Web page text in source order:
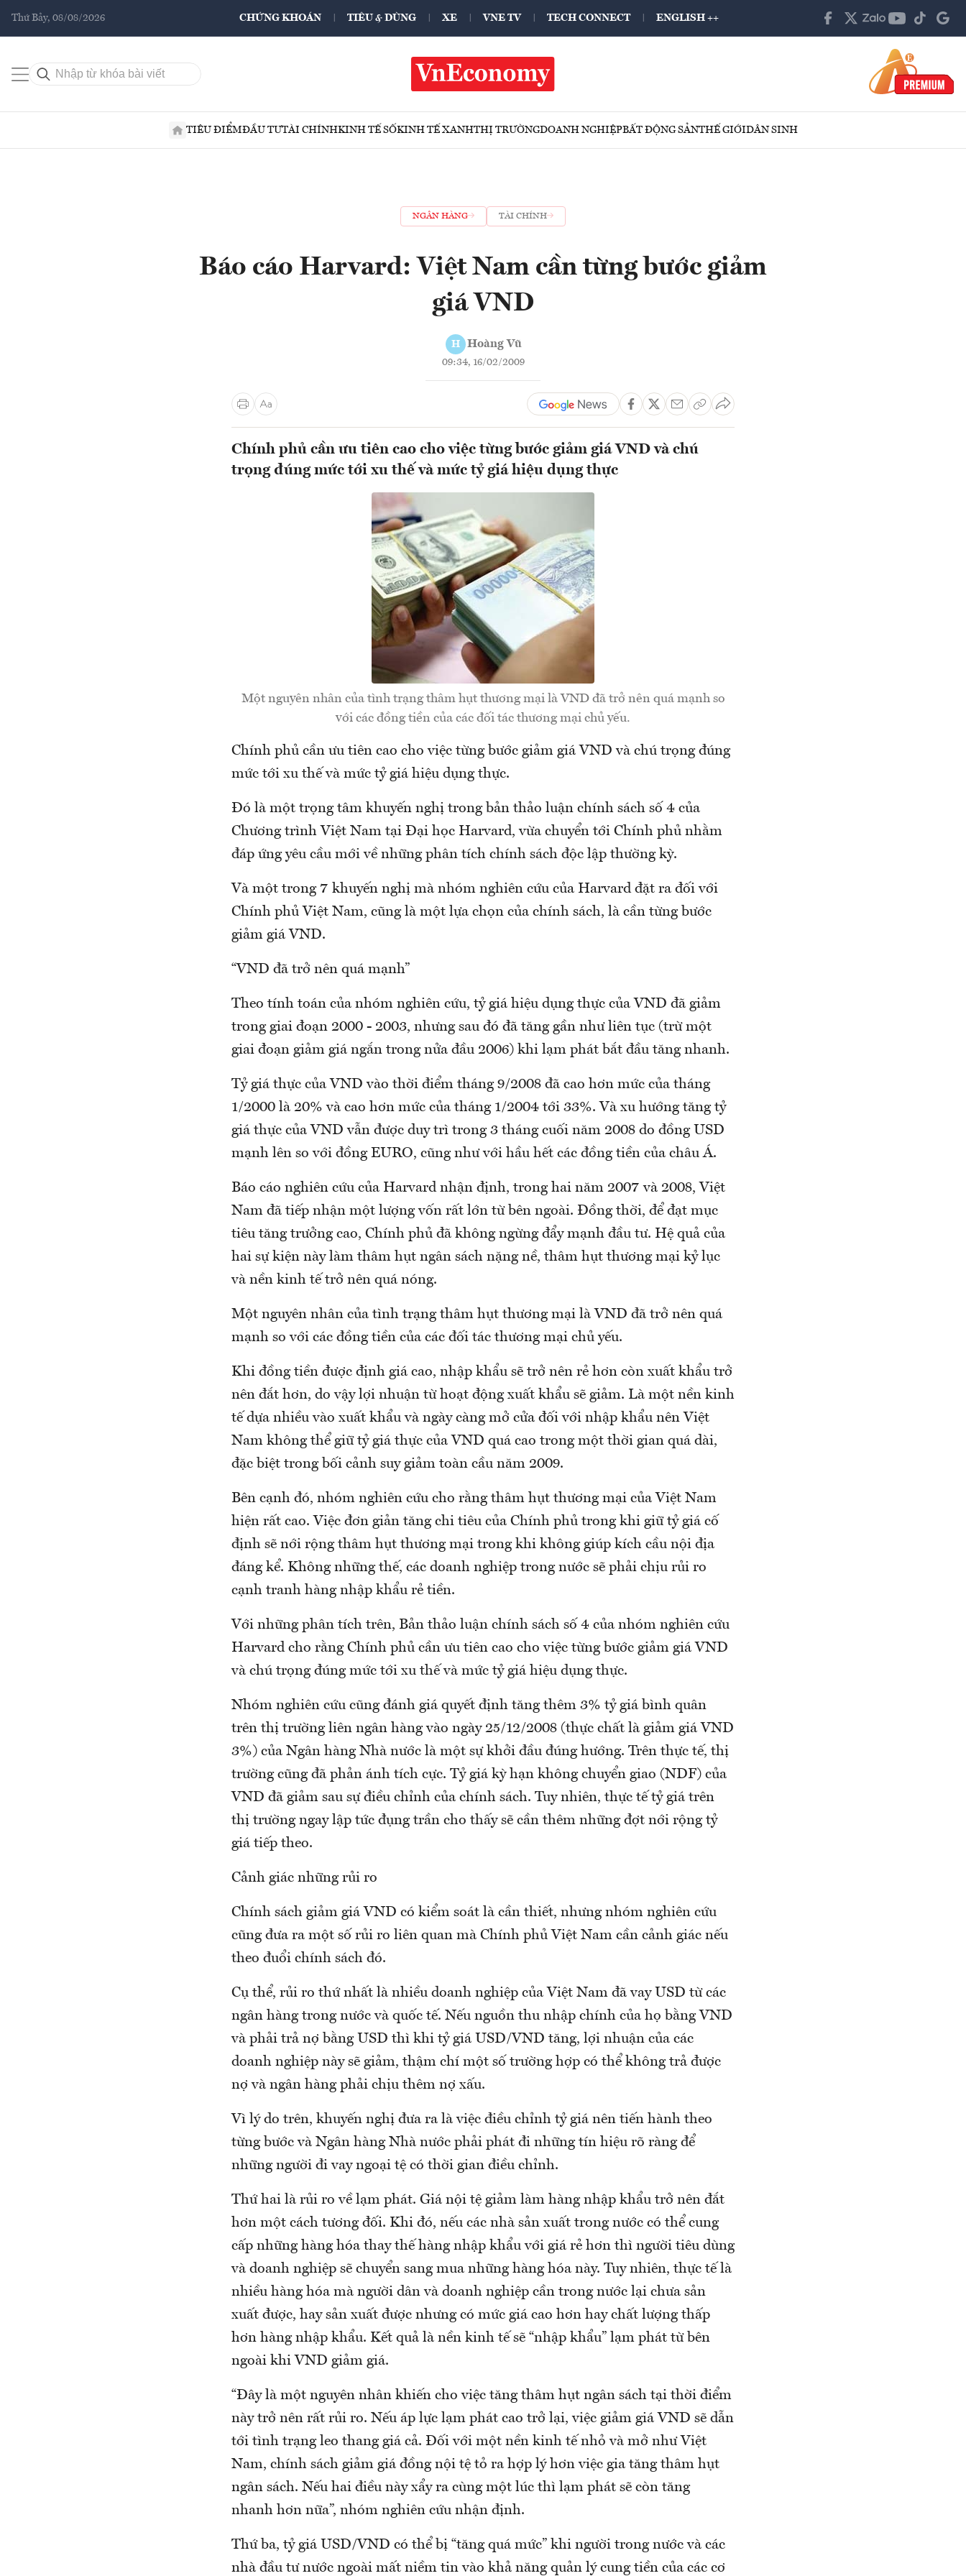
Thứ Bảy, 08/08/2026 CHỨNG KHOÁN TIÊU & DÙNG XE VNE TV TECH CONNECT ENGLISH ++
TIÊU ĐIỂMĐẦU TƯTÀI CHÍNHKINH TẾ SỐKINH TẾ XANHTHỊ TRƯỜNGDOANH NGHIỆPBẤT ĐỘNG SẢNTHẾ GIỚIDÂN SINH
NGÂN HÀNG TÀI CHÍNH
Báo cáo Harvard: Việt Nam cần từng bước giảm
giá VND
H Hoàng Vũ
09:34, 16/02/2009
Chính phủ cần ưu tiên cao cho việc từng bước giảm giá VND và chú
trọng đúng mức tới xu thế và mức tỷ giá hiệu dụng thực
Một nguyên nhân của tình trạng thâm hụt thương mại là VND đã trở nên quá mạnh so
với các đồng tiền của các đối tác thương mại chủ yếu.
Chính phủ cần ưu tiên cao cho việc từng bước giảm giá VND và chú trọng đúng
mức tới xu thế và mức tỷ giá hiệu dụng thực.
Đó là một trọng tâm khuyến nghị trong bản thảo luận chính sách số 4 của
Chương trình Việt Nam tại Đại học Harvard, vừa chuyển tới Chính phủ nhằm
đáp ứng yêu cầu mới về những phân tích chính sách độc lập thường kỳ.
Và một trong 7 khuyến nghị mà nhóm nghiên cứu của Harvard đặt ra đối với
Chính phủ Việt Nam, cũng là một lựa chọn của chính sách, là cần từng bước
giảm giá VND.
“VND đã trở nên quá mạnh”
Theo tính toán của nhóm nghiên cứu, tỷ giá hiệu dụng thực của VND đã giảm
trong giai đoạn 2000 - 2003, nhưng sau đó đã tăng gần như liên tục (trừ một
giai đoạn giảm giá ngắn trong nửa đầu 2006) khi lạm phát bắt đầu tăng nhanh.
Tỷ giá thực của VND vào thời điểm tháng 9/2008 đã cao hơn mức của tháng
1/2000 là 20% và cao hơn mức của tháng 1/2004 tới 33%. Và xu hướng tăng tỷ
giá thực của VND vẫn được duy trì trong 3 tháng cuối năm 2008 do đồng USD
mạnh lên so với đồng EURO, cũng như với hầu hết các đồng tiền của châu Á.
Báo cáo nghiên cứu của Harvard nhận định, trong hai năm 2007 và 2008, Việt
Nam đã tiếp nhận một lượng vốn rất lớn từ bên ngoài. Đồng thời, để đạt mục
tiêu tăng trưởng cao, Chính phủ đã không ngừng đẩy mạnh đầu tư. Hệ quả của
hai sự kiện này làm thâm hụt ngân sách nặng nề, thâm hụt thương mại kỷ lục
và nền kinh tế trở nên quá nóng.
Một nguyên nhân của tình trạng thâm hụt thương mại là VND đã trở nên quá
mạnh so với các đồng tiền của các đối tác thương mại chủ yếu.
Khi đồng tiền được định giá cao, nhập khẩu sẽ trở nên rẻ hơn còn xuất khẩu trở
nên đắt hơn, do vậy lợi nhuận từ hoạt động xuất khẩu sẽ giảm. Là một nền kinh
tế dựa nhiều vào xuất khẩu và ngày càng mở cửa đối với nhập khẩu nên Việt
Nam không thể giữ tỷ giá thực của VND quá cao trong một thời gian quá dài,
đặc biệt trong bối cảnh suy giảm toàn cầu năm 2009.
Bên cạnh đó, nhóm nghiên cứu cho rằng thâm hụt thương mại của Việt Nam
hiện rất cao. Việc đơn giản tăng chi tiêu của Chính phủ trong khi giữ tỷ giá cố
định sẽ nới rộng thâm hụt thương mại trong khi không giúp kích cầu nội địa
đáng kể. Không những thế, các doanh nghiệp trong nước sẽ phải chịu rủi ro
cạnh tranh hàng nhập khẩu rẻ tiền.
Với những phân tích trên, Bản thảo luận chính sách số 4 của nhóm nghiên cứu
Harvard cho rằng Chính phủ cần ưu tiên cao cho việc từng bước giảm giá VND
và chú trọng đúng mức tới xu thế và mức tỷ giá hiệu dụng thực.
Nhóm nghiên cứu cũng đánh giá quyết định tăng thêm 3% tỷ giá bình quân
trên thị trường liên ngân hàng vào ngày 25/12/2008 (thực chất là giảm giá VND
3%) của Ngân hàng Nhà nước là một sự khởi đầu đúng hướng. Trên thực tế, thị
trường cũng đã phản ánh tích cực. Tỷ giá kỳ hạn không chuyển giao (NDF) của
VND đã giảm sau sự điều chỉnh của chính sách. Tuy nhiên, thực tế tỷ giá trên
thị trường ngay lập tức đụng trần cho thấy sẽ cần thêm những đợt nới rộng tỷ
giá tiếp theo.
Cảnh giác những rủi ro
Chính sách giảm giá VND có kiểm soát là cần thiết, nhưng nhóm nghiên cứu
cũng đưa ra một số rủi ro liên quan mà Chính phủ Việt Nam cần cảnh giác nếu
theo đuổi chính sách đó.
Cụ thể, rủi ro thứ nhất là nhiều doanh nghiệp của Việt Nam đã vay USD từ các
ngân hàng trong nước và quốc tế. Nếu nguồn thu nhập chính của họ bằng VND
và phải trả nợ bằng USD thì khi tỷ giá USD/VND tăng, lợi nhuận của các
doanh nghiệp này sẽ giảm, thậm chí một số trường hợp có thể không trả được
nợ và ngân hàng phải chịu thêm nợ xấu.
Vì lý do trên, khuyến nghị đưa ra là việc điều chỉnh tỷ giá nên tiến hành theo
từng bước và Ngân hàng Nhà nước phải phát đi những tín hiệu rõ ràng để
những người đi vay ngoại tệ có thời gian điều chỉnh.
Thứ hai là rủi ro về lạm phát. Giá nội tệ giảm làm hàng nhập khẩu trở nên đắt
hơn một cách tương đối. Khi đó, nếu các nhà sản xuất trong nước có thể cung
cấp những hàng hóa thay thế hàng nhập khẩu với giá rẻ hơn thì người tiêu dùng
và doanh nghiệp sẽ chuyển sang mua những hàng hóa này. Tuy nhiên, thực tế là
nhiều hàng hóa mà người dân và doanh nghiệp cần trong nước lại chưa sản
xuất được, hay sản xuất được nhưng có mức giá cao hơn hay chất lượng thấp
hơn hàng nhập khẩu. Kết quả là nền kinh tế sẽ “nhập khẩu” lạm phát từ bên
ngoài khi VND giảm giá.
“Đây là một nguyên nhân khiến cho việc tăng thâm hụt ngân sách tại thời điểm
này trở nên rất rủi ro. Nếu áp lực lạm phát cao trở lại, việc giảm giá VND sẽ dẫn
tới tình trạng leo thang giá cả. Đối với một nền kinh tế nhỏ và mở như Việt
Nam, chính sách giảm giá đồng nội tệ tỏ ra hợp lý hơn việc gia tăng thâm hụt
ngân sách. Nếu hai điều này xẩy ra cùng một lúc thì lạm phát sẽ còn tăng
nhanh hơn nữa”, nhóm nghiên cứu nhận định.
Thứ ba, tỷ giá USD/VND có thể bị “tăng quá mức” khi người trong nước và các
nhà đầu tư nước ngoài mất niềm tin vào khả năng quản lý cung tiền của các cơ